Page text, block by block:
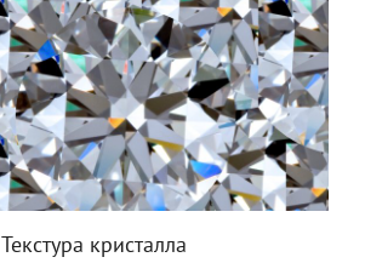
Текстура кристалла